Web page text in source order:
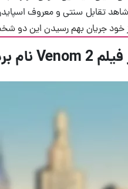
تقابل سنتی و معروف